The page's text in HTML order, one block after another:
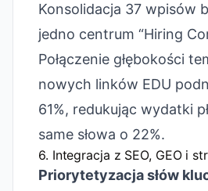
Konsolidacja 37 wpisów
jedno centrum “Hiring
Połączenie głębokości
nowych linków EDU
61%, redukując wydatki
same słowa o 22%.
6. Integracja z SEO, GEO i
Priorytetyzacja słów